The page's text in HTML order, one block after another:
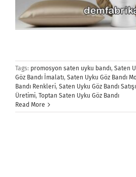
Tags: promosyon saten uyku bandı, Saten
Göz Bandı İmalatı, Saten Uyku Göz Bandı
Bandı Renkleri, Saten Uyku Göz Bandı Satışı
Üretimi, Toptan Saten Uyku Göz Bandı
Read More